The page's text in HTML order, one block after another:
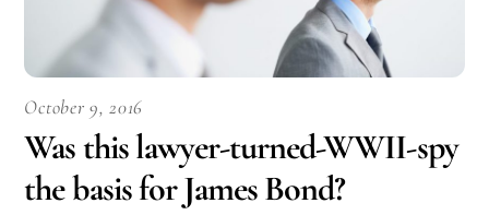
October 9, 2016
Was this lawyer-turned-WWII-spy
the basis for James Bond?